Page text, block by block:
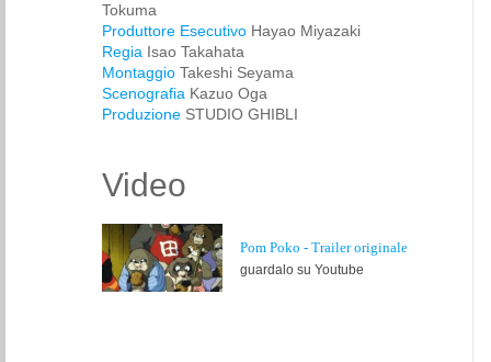
Tokuma
Produttore Esecutivo Hayao Miyazaki
Regia Isao Takahata
Montaggio Takeshi Seyama
Scenografia Kazuo Oga
Produzione STUDIO GHIBLI
Video
Pom Poko - Trailer originale
guardalo su Youtube